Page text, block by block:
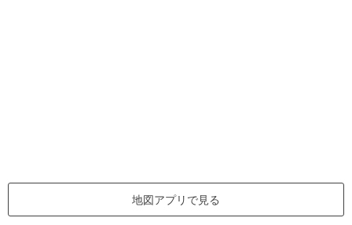
地図アプリで見る